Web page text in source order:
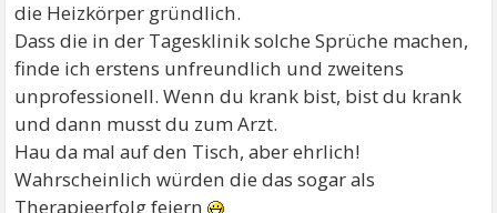
die Heizkörper gründlich.
Dass die in der Tagesklinik solche Sprüche machen,
finde ich erstens unfreundlich und zweitens
unprofessionell. Wenn du krank bist, bist du krank
und dann musst du zum Arzt.
Hau da mal auf den Tisch, aber ehrlich!
Wahrscheinlich würden die das sogar als
Therapieerfolg feiern